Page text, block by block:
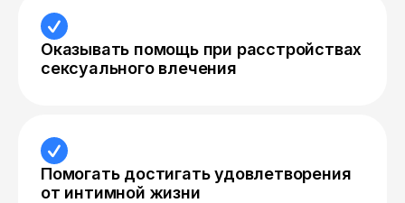
Оказывать помощь при расстройствах
сексуального влечения
Помогать достигать удовлетворения
от интимной жизни